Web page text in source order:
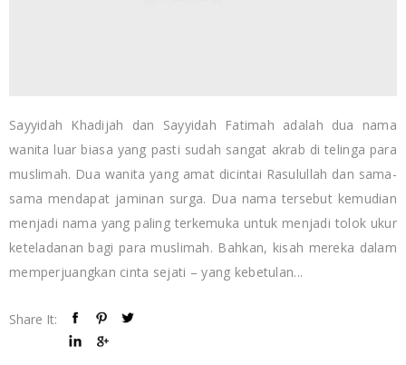
Sayyidah Khadijah dan Sayyidah Fatimah adalah dua nama
wanita luar biasa yang pasti sudah sangat akrab di telinga para
muslimah. Dua wanita yang amat dicintai Rasulullah dan sama-
sama mendapat jaminan surga. Dua nama tersebut kemudian
menjadi nama yang paling terkemuka untuk menjadi tolok ukur
keteladanan bagi para muslimah. Bahkan, kisah mereka dalam
memperjuangkan cinta sejati – yang kebetulan...
Share It: